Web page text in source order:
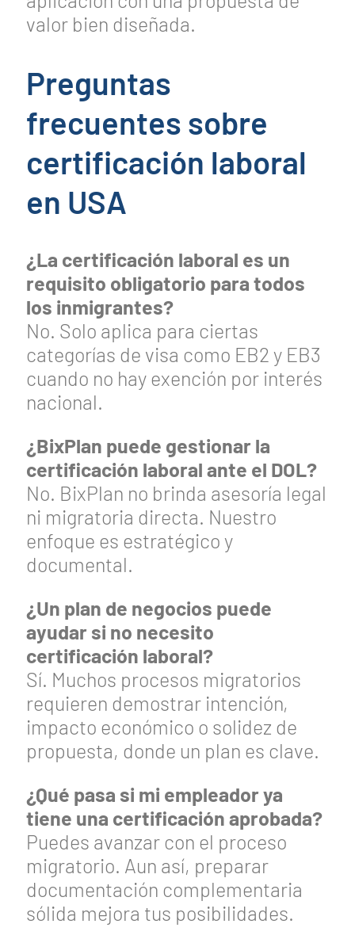
valor bien diseñada.
Preguntas
frecuentes sobre
certificación laboral
en USA
¿La certificación laboral es un
requisito obligatorio para todos
los inmigrantes?
No. Solo aplica para ciertas
categorías de visa como EB2 y EB3
cuando no hay exención por interés
nacional.
¿BixPlan puede gestionar la
certificación laboral ante el DOL?
No. BixPlan no brinda asesoría legal
ni migratoria directa. Nuestro
enfoque es estratégico y
documental.
¿Un plan de negocios puede
ayudar si no necesito
certificación laboral?
Sí. Muchos procesos migratorios
requieren demostrar intención,
impacto económico o solidez de
propuesta, donde un plan es clave.
¿Qué pasa si mi empleador ya
tiene una certificación aprobada?
Puedes avanzar con el proceso
migratorio. Aun así, preparar
documentación complementaria
sólida mejora tus posibilidades.